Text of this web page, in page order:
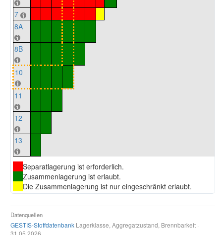
7
8A
8B
10
11
12
13
Separatlagerung ist erforderlich.
Zusammenlagerung ist erlaubt.
Die Zusammenlagerung ist nur eingeschränkt erlaubt.
Datenquellen
GESTIS-Stoffdatenbank Lagerklasse, Aggregatzustand, Brennbarkeit ·
31.05.2026